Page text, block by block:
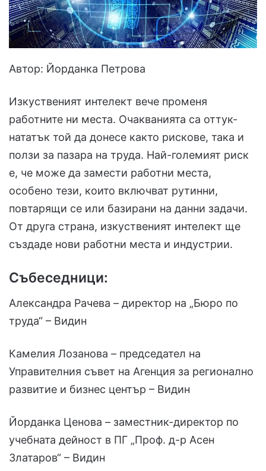
Автор: Йорданка Петрова
Изкуственият интелект вече променя
работните ни места. Очакванията са оттук-
нататък той да донесе както рискове, така и
ползи за пазара на труда. Най-големият риск
е, че може да замести работни места,
особено тези, които включват рутинни,
повтарящи се или базирани на данни задачи.
От друга страна, изкуственият интелект ще
създаде нови работни места и индустрии.
Събеседници:
Александра Рачева – директор на „Бюро по
труда“ – Видин
Камелия Лозанова – председател на
Управителния съвет на Агенция за регионално
развитие и бизнес център – Видин
Йорданка Ценова – заместник-директор по
учебната дейност в ПГ „Проф. д-р Асен
Златаров“ – Видин